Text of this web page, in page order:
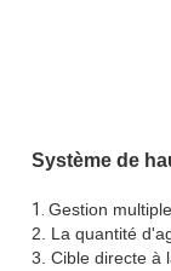
Système de
1. Gestion
2. La quantité
3. Cible directe à